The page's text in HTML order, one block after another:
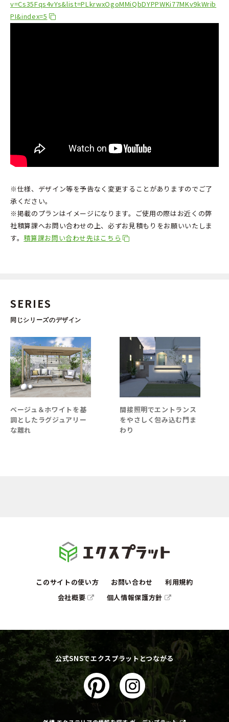
v=Cs35Fqs4vYs&list=PLkrwxOgoMMiQbDYPPWKi77MKv9kWrib
PI&index=5
※仕様、デザイン等を予告なく変更することがありますのでご了
承ください。
※掲載のプランはイメージになります。ご使用の際はお近くの弊
社積算課へお問い合わせの上、必ずお見積もりをお願いいたしま
す。積算課お問い合わせ先はこちら
SERIES
同じシリーズのデザイン
ベージュ＆ホワイトを基
調としたラグジュアリー
な離れ
間接照明でエントランス
をやさしく包み込む門ま
わり
このサイトの使い方 お問い合わせ
利用規約
会社概要
個人情報保護方針
公式SNSでエクスプラットとつながる